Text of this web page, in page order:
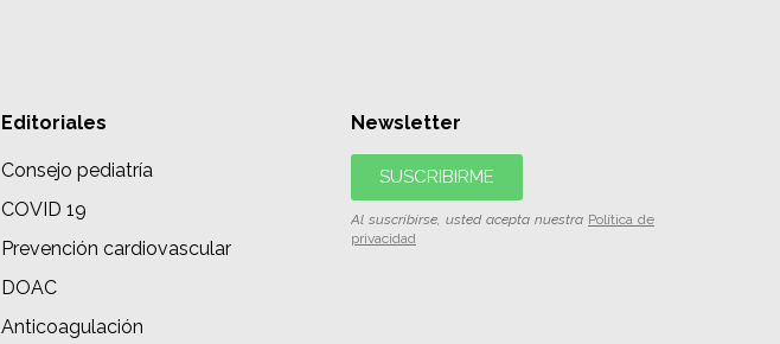
Editoriales
Consejo pediatría
COVID 19
Prevención cardiovascular
DOAC
Anticoagulación
Newsletter
SUSCRIBIRME
Al suscribirse, usted acepta nuestra Política de
privacidad